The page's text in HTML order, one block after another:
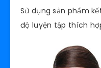
Sử dụng sản phẩm
độ luyện tập thích